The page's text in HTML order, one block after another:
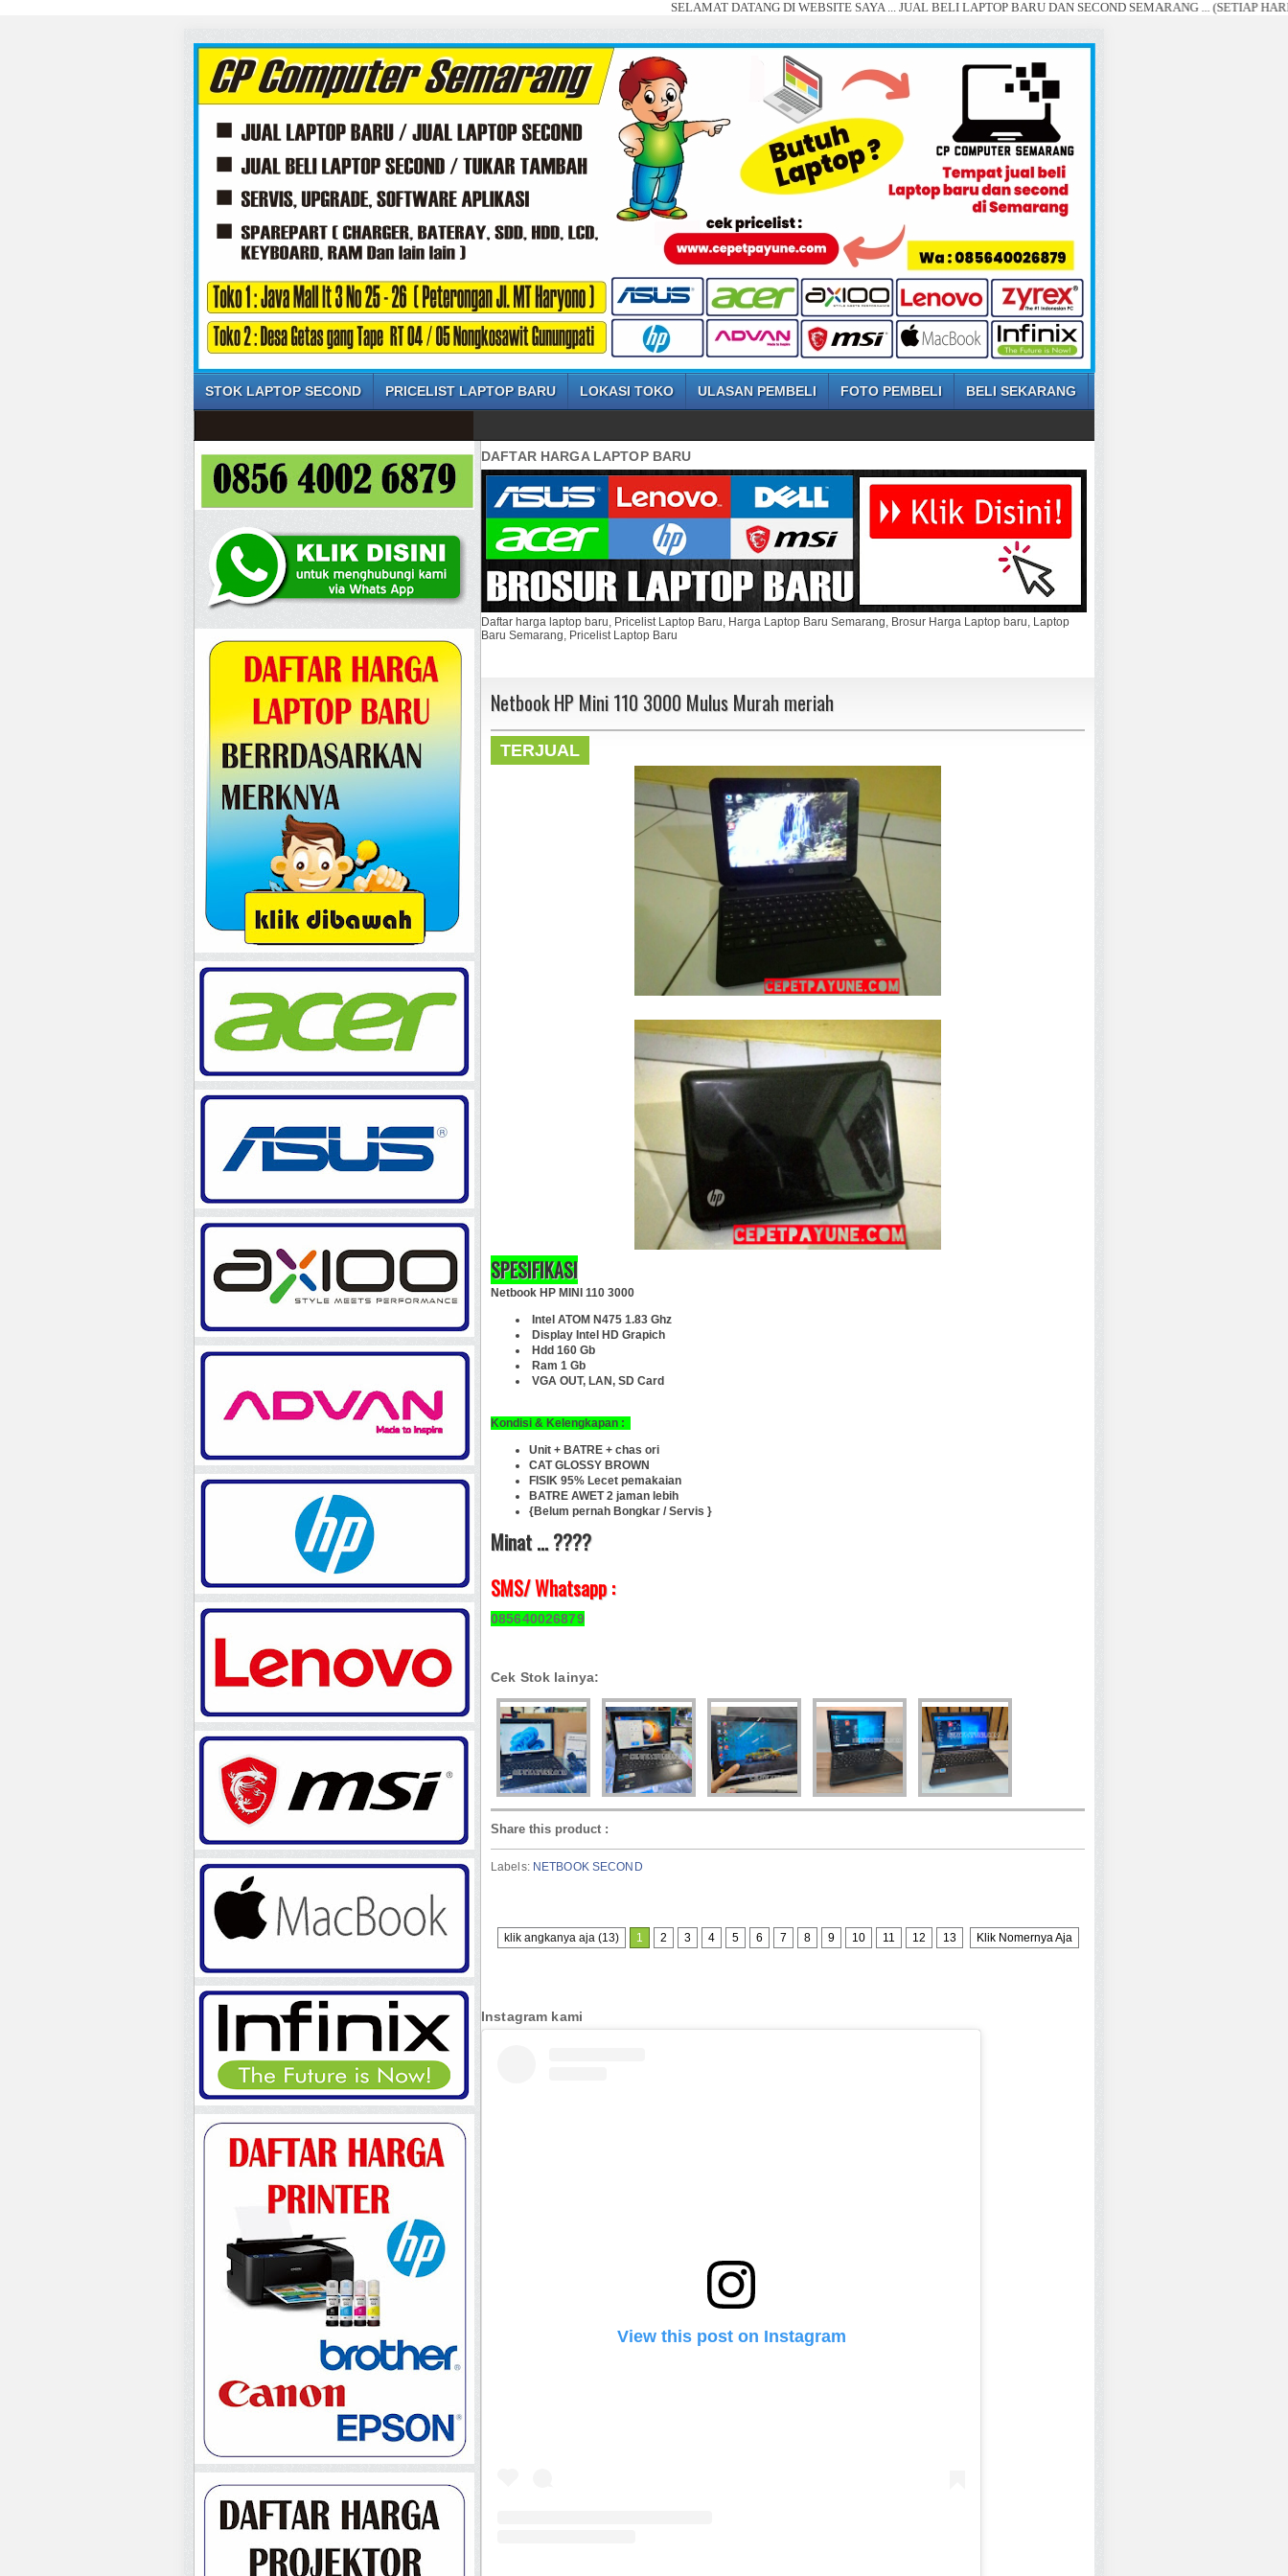
SELAMAT DATANG DI WEBSITE SAYA ... JUAL BELI LAPTOP BARU DAN SECOND SEMARANG ... (SETIAP HARI, DI
STOK LAPTOP SECOND PRICELIST LAPTOP BARU LOKASI TOKO ULASAN PEMBELI FOTO PEMBELI BELI SEKARANG
DAFTAR HARGA LAPTOP BARU
Daftar harga laptop baru, Pricelist Laptop Baru, Harga Laptop Baru Semarang, Brosur Harga Laptop baru, Laptop
Baru Semarang, Pricelist Laptop Baru
Netbook HP Mini 110 3000 Mulus Murah meriah
TERJUAL
SPESIFIKASI
Netbook HP MINI 110 3000
Intel ATOM N475 1.83 Ghz
Display Intel HD Grapich
Hdd 160 Gb
Ram 1 Gb
VGA OUT, LAN, SD Card
Kondisi & Kelengkapan :
Unit + BATRE + chas ori
CAT GLOSSY BROWN
FISIK 95% Lecet pemakaian
BATRE AWET 2 jaman lebih
{Belum pernah Bongkar / Servis }
Minat ... ????
SMS/ Whatsapp :
085640026879
Cek Stok lainya:
Share this product :
Labels: NETBOOK SECOND
klik angkanya aja (13) 1 2 3 4 5 6 7 8 9 10 11 12 13 Klik Nomernya Aja
Instagram kami
View this post on Instagram